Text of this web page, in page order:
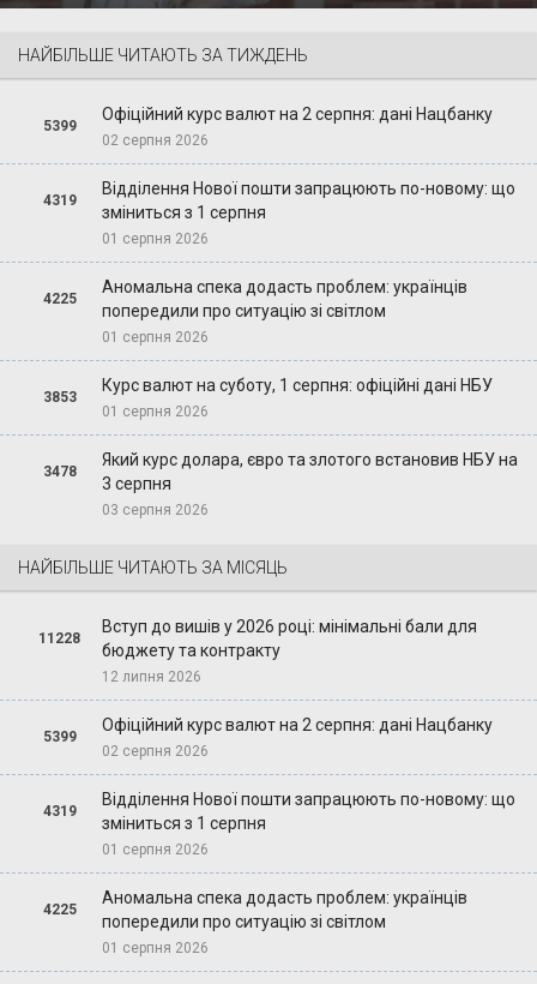
НАЙБІЛЬШЕ ЧИТАЮТЬ ЗА ТИЖДЕНЬ
5399
Офіційний курс валют на 2 серпня: дані Нацбанку
02 серпня 2026
4319
Відділення Нової пошти запрацюють по-новому: що
зміниться з 1 серпня
01 серпня 2026
4225
Аномальна спека додасть проблем: українців
попередили про ситуацію зі світлом
01 серпня 2026
3853
Курс валют на суботу, 1 серпня: офіційні дані НБУ
01 серпня 2026
3478
Який курс долара, євро та злотого встановив НБУ на
3 серпня
03 серпня 2026
НАЙБІЛЬШЕ ЧИТАЮТЬ ЗА МІСЯЦЬ
11228
Вступ до вишів у 2026 році: мінімальні бали для
бюджету та контракту
12 липня 2026
5399
Офіційний курс валют на 2 серпня: дані Нацбанку
02 серпня 2026
4319
Відділення Нової пошти запрацюють по-новому: що
зміниться з 1 серпня
01 серпня 2026
4225
Аномальна спека додасть проблем: українців
попередили про ситуацію зі світлом
01 серпня 2026